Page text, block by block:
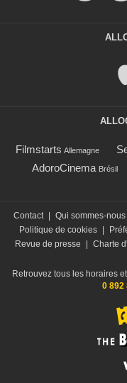
Filmstarts Allemagne
AdoroCinema Brésil
Contact Qui sommes-nous
Politique de cookies
Revue de presse
Charte
Retrouvez tous les horaires
0 892